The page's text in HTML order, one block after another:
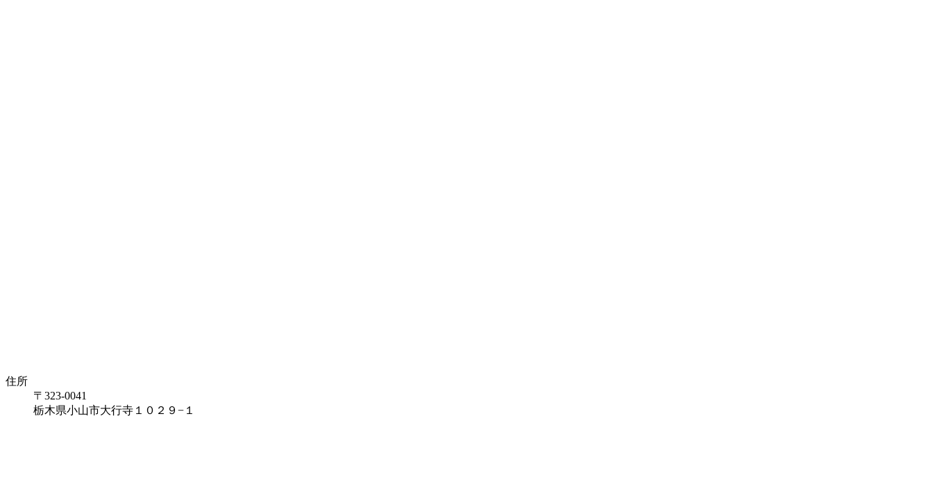
住所
〒323-0041
栃木県小山市大行寺１０２９−１